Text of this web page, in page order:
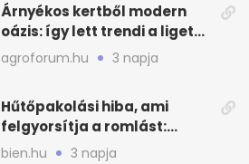
Árnyékos kertből modern
oázis: így lett trendi a ligetes
zöld
agroforum.hu 3 napja
Hűtőpakolási hiba, ami
felgyorsítja a romlást:
zónákra figyelj
bien.hu 3 napja